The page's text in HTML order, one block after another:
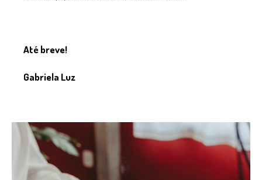
Até breve!
Gabriela Luz